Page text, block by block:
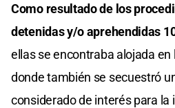
Como resultado de los
detenidas y/o aprehendidas
ellas se encontraba alojada en
donde también se secuestró
considerado de interés para la